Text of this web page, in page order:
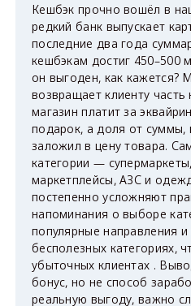
Кешбэк прочно вошёл в
редкий банк выпускает
последние два года
кешбэкам достиг 450–500
он выгоден, как кажется?
возвращает клиенту
магазин платит за
подарок, а доля от суммы,
заложил в цену товара.
категории —
маркетплейсы, АЗС и
постепенно усложняют
напоминания о выборе
популярные направления
бесполезных категориях,
убыточных клиентах .
бонус, но не способ
реальную выгоду, важно